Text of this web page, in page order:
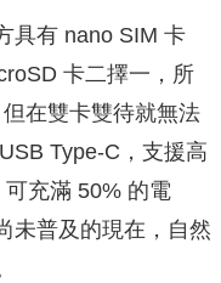
具有 nano SIM 卡
卡二擇一，所
在雙卡雙待就無法
Type-C，支援高
充滿 50% 的電
未普及的現在，自然